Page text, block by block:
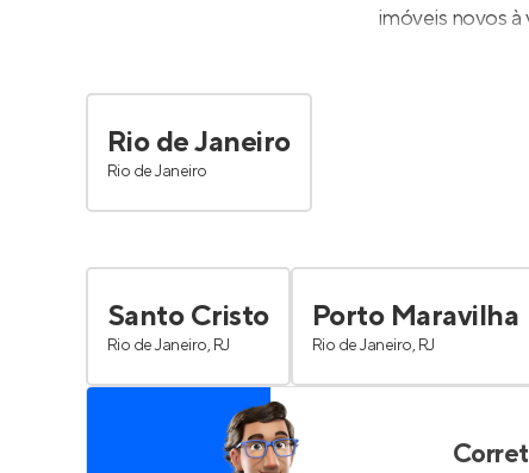
imóveis novos
Rio de Janeiro
Rio de Janeiro
Santo Cristo
Rio de Janeiro, RJ
Porto Maravilha
Rio de Janeiro, RJ